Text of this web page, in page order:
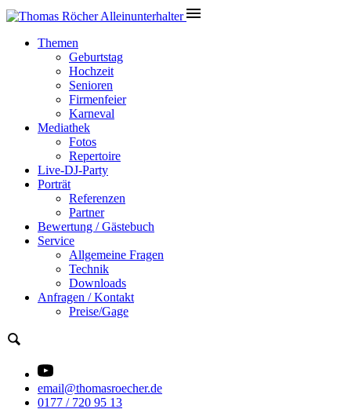
Themen
Geburtstag
Hochzeit
Senioren
Firmenfeier
Karneval
Mediathek
Fotos
Repertoire
Live-DJ-Party
Porträt
Referenzen
Partner
Bewertung / Gästebuch
Service
Allgemeine Fragen
Technik
Downloads
Anfragen / Kontakt
Preise/Gage
email@thomasroecher.de
0177 / 720 95 13